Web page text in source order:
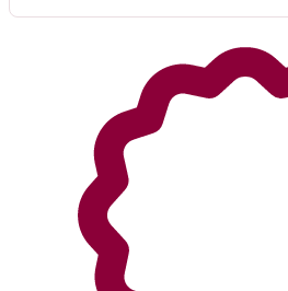
заказа, в зависимости от региона.
Предоплата за
Изделия нестандартных размеров, а
«Кровати» и «Мебель»
50% от стоимости изделия